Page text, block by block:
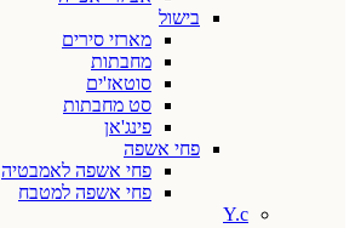
בישול
מארזי סירים
מחבתות
סוטאז'ים
סט מחבתות
פינג'אן
פחי אשפה
פחי אשפה לאמבטיה
פחי אשפה למטבח
Y.c